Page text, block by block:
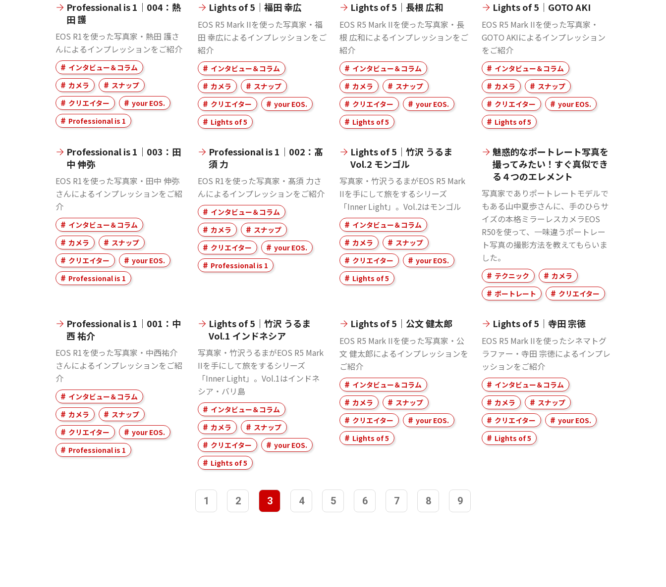
Professional is 1｜004：熱
田 護
EOS R1を使った写真家・熱田 護さ
んによるインプレッションをご紹介
インタビュー＆コラム
カメラ
スナップ
クリエイター
your EOS.
Professional is 1
Lights of 5｜福田 幸広
EOS R5 Mark IIを使った写真家・福
田 幸広によるインプレッションをご
紹介
インタビュー＆コラム
カメラ
スナップ
クリエイター
your EOS.
Lights of 5
Lights of 5｜長根 広和
EOS R5 Mark IIを使った写真家・長
根 広和によるインプレッションをご
紹介
インタビュー＆コラム
カメラ
スナップ
クリエイター
your EOS.
Lights of 5
Lights of 5｜GOTO AKI
EOS R5 Mark IIを使った写真家・
GOTO AKIによるインプレッション
をご紹介
インタビュー＆コラム
カメラ
スナップ
クリエイター
your EOS.
Lights of 5
Professional is 1｜003：田
中 伸弥
EOS R1を使った写真家・田中 伸弥
さんによるインプレッションをご紹
介
インタビュー＆コラム
カメラ
スナップ
クリエイター
your EOS.
Professional is 1
Professional is 1｜002：髙
須 力
EOS R1を使った写真家・髙須 力さ
んによるインプレッションをご紹介
インタビュー＆コラム
カメラ
スナップ
クリエイター
your EOS.
Professional is 1
Lights of 5｜竹沢 うるま
Vol.2 モンゴル
写真家・竹沢うるまがEOS R5 Mark
IIを手にして旅をするシリーズ
「Inner Light」。Vol.2はモンゴル
インタビュー＆コラム
カメラ
スナップ
クリエイター
your EOS.
Lights of 5
魅惑的なポートレート写真を
撮ってみたい！すぐ真似でき
る４つのエレメント
写真家でありポートレートモデルで
もある山中夏歩さんに、手のひらサ
イズの本格ミラーレスカメラEOS
R50を使って、一味違うポートレー
ト写真の撮影方法を教えてもらいま
した。
テクニック
カメラ
ポートレート
クリエイター
Professional is 1｜001：中
西 祐介
EOS R1を使った写真家・中西祐介
さんによるインプレッションをご紹
介
インタビュー＆コラム
カメラ
スナップ
クリエイター
your EOS.
Professional is 1
Lights of 5｜竹沢 うるま
Vol.1 インドネシア
写真家・竹沢うるまがEOS R5 Mark
IIを手にして旅をするシリーズ
「Inner Light」。Vol.1はインドネ
シア・バリ島
インタビュー＆コラム
カメラ
スナップ
クリエイター
your EOS.
Lights of 5
Lights of 5｜公文 健太郎
EOS R5 Mark IIを使った写真家・公
文 健太郎によるインプレッションを
ご紹介
インタビュー＆コラム
カメラ
スナップ
クリエイター
your EOS.
Lights of 5
Lights of 5｜寺田 宗徳
EOS R5 Mark IIを使ったシネマトグ
ラファー・寺田 宗徳によるインプレ
ッションをご紹介
インタビュー＆コラム
カメラ
スナップ
クリエイター
your EOS.
Lights of 5
1 2 3 4 5 6 7 8 9